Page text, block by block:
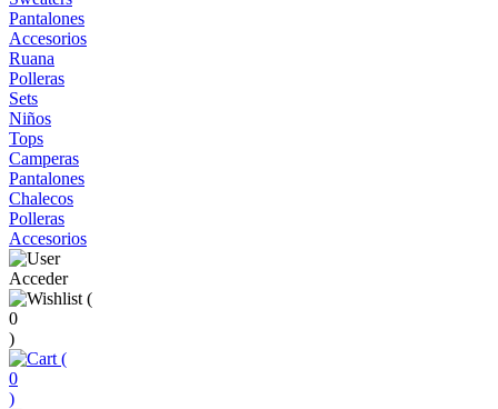
Pantalones
Accesorios
Ruana
Polleras
Sets
Niños
Tops
Camperas
Pantalones
Chalecos
Polleras
Accesorios
Acceder
(
0
)
(
0
)